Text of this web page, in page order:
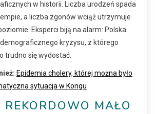
w historii. Liczba urodzeń spada
a liczba zgonów wciąż utrzymuje
Eksperci biją na alarm: Polska
kryzysu, z którego
trudno się wydostać.
Epidemia cholery, której można było
sytuacja w Kongu
REKORDOWO MAŁO